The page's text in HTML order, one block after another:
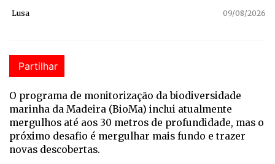
Lusa 09/08/2026
Partilhar
O programa de monitorização da biodiversidade
marinha da Madeira (BioMa) inclui atualmente
mergulhos até aos 30 metros de profundidade, mas o
próximo desafio é mergulhar mais fundo e trazer
novas descobertas.